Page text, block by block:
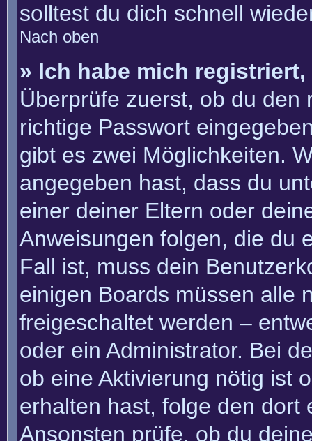
solltest du dich schnell
Nach oben
» Ich habe mich
Überprüfe zuerst, ob du den
richtige Passwort
gibt es zwei Möglichkeiten.
angegeben hast, dass du
einer deiner Eltern oder
Anweisungen folgen, die du
Fall ist, muss dein
einigen Boards müssen alle
freigeschaltet werden –
oder ein Administrator. Bei
ob eine Aktivierung nötig ist
erhalten hast, folge den dort
Ansonsten prüfe, ob du